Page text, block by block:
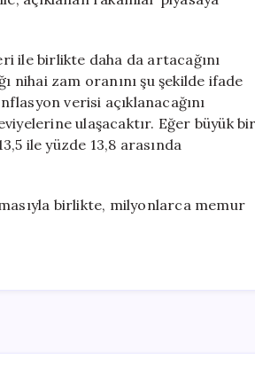
ile birlikte daha da artacağını
zam oranını şu şekilde ifade
verisi açıklanacağını
ulaşacaktır. Eğer büyük
ile yüzde 13,8 arasında
birlikte, milyonlarca memur